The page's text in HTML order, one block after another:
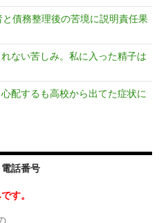
債務整理後の苦境に説明責任果
ない苦しみ。私に入った精子は
配するも高校から出てた症状に
話番号
す。